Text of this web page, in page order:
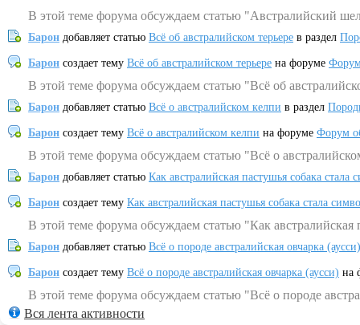
В этой теме форума обсуждаем статью "Австралийский
Барон добавляет статью Всё об австралийском терьере в раздел
Барон создает тему Всё об австралийском терьере на форуме
В этой теме форума обсуждаем статью "Всё об
Барон добавляет статью Всё о австралийском келпи в раздел
Барон создает тему Всё о австралийском келпи на форуме Форум
В этой теме форума обсуждаем статью "Всё о
Барон добавляет статью Как австралийская пастушья собака
Барон создает тему Как австралийская пастушья собака стала
В этой теме форума обсуждаем статью "Как
Барон добавляет статью Всё о породе австралийская овчарка (аусси)
Барон создает тему Всё о породе австралийская овчарка (аусси) на
В этой теме форума обсуждаем статью "Всё о породе
Вся лента активности